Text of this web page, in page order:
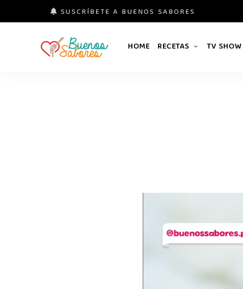
SUSCRÍBETE A BUENOS SABORES
HOME RECETAS TV SHOW